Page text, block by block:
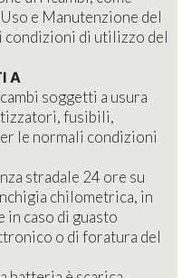
e Manutenzione del
di utilizzo del
A
soggetti a usura
fusibili,
le normali condizioni
stradale 24 ore su
chilometrica, in
in caso di guasto
o di foratura del